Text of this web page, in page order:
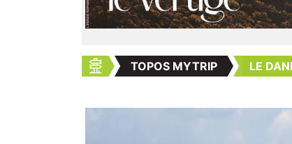
TOPOS MYTRIP LE